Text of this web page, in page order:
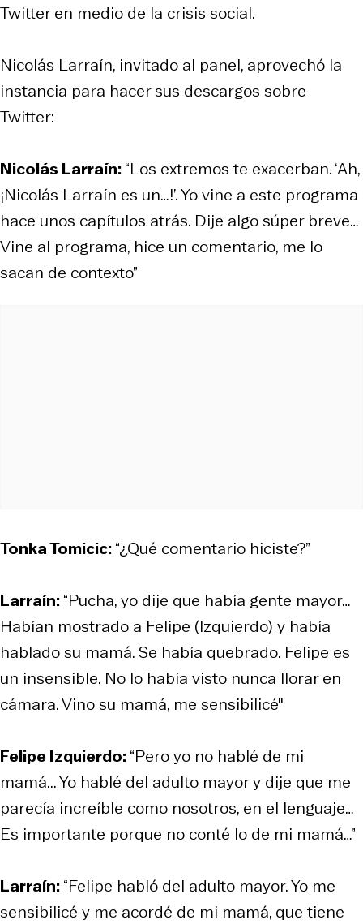
Twitter en medio de la crisis social.
Nicolás Larraín, invitado al panel, aprovechó la
instancia para hacer sus descargos sobre
Twitter:
Nicolás Larraín:“Los extremos te exacerban. ‘Ah,
¡Nicolás Larraín es un…!’. Yo vine a este programa
hace unos capítulos atrás. Dije algo súper breve…
Vine al programa, hice un comentario, me lo
sacan de contexto”
Tonka Tomicic:“¿Qué comentario hiciste?”
Larraín:“Pucha, yo dije que había gente mayor…
Habían mostrado a Felipe (Izquierdo) y había
hablado su mamá. Se había quebrado. Felipe es
un insensible. No lo había visto nunca llorar en
cámara. Vino su mamá, me sensibilicé"
Felipe Izquierdo:“Pero yo no hablé de mi
mamá... Yo hablé del adulto mayor y dije que me
parecía increíble como nosotros, en el lenguaje…
Es importante porque no conté lo de mi mamá…”
Larraín:“Felipe habló del adulto mayor. Yo me
sensibilicé y me acordé de mi mamá, que tiene